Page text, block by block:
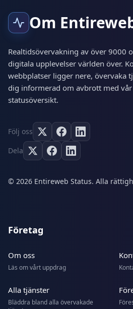
Om
Realtidsövervakning av över 9000
digitala upplevelser världen över.
webbplatser ligger nere, övervaka
dig informerad om avbrott med
statusöversikt.
Följ oss
Dela
© 2026 Entireweb Status. Alla
Företag
Om oss
Läs om vårt uppdrag
Alla tjänster
Bläddra bland alla övervakade